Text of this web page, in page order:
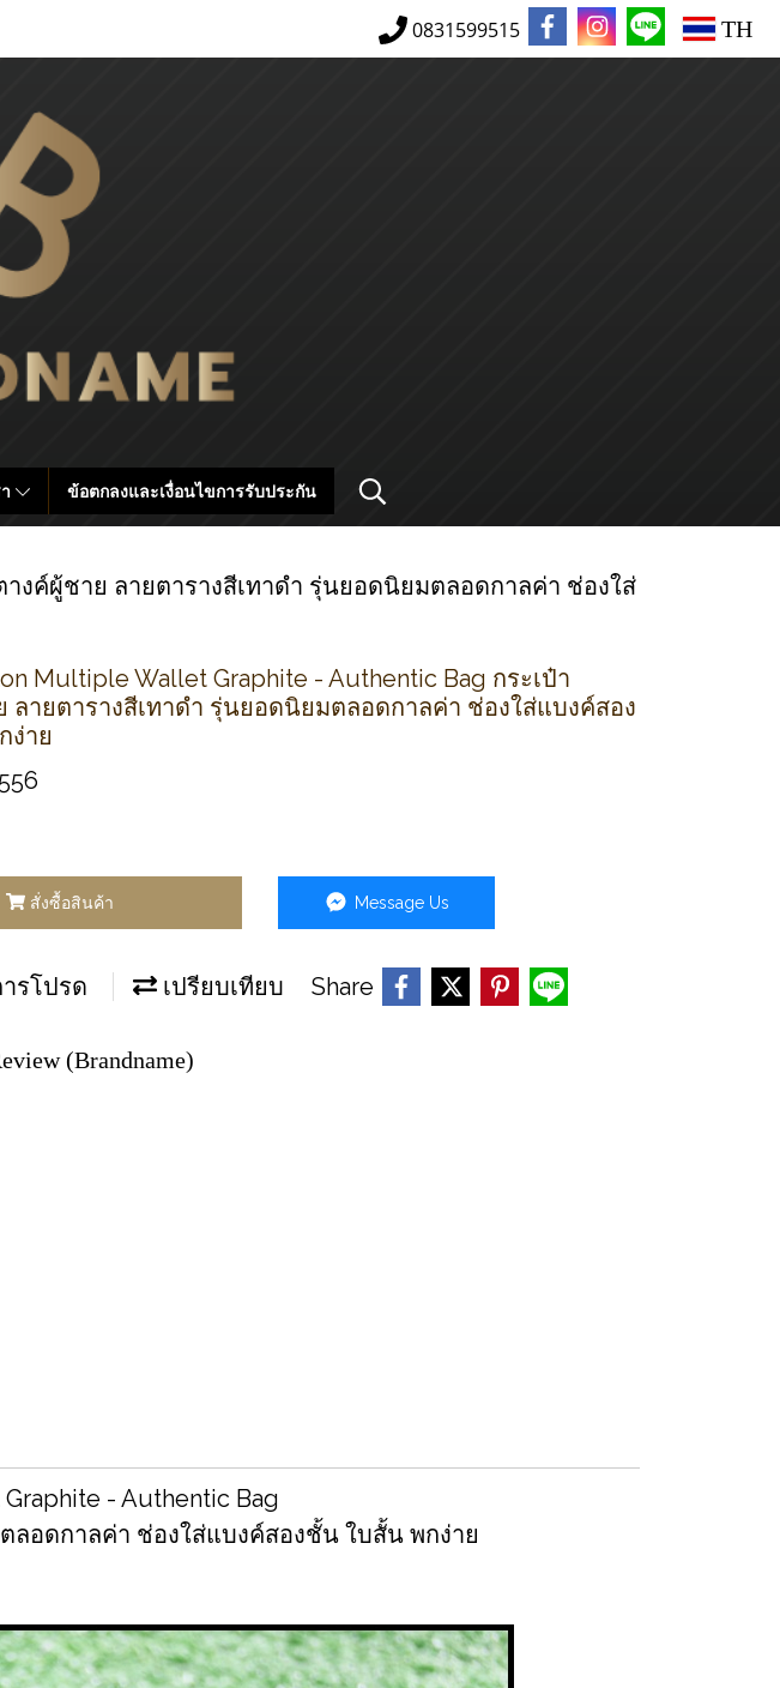
0831599515 TH
ข้อตกลงและเงื่อนไขการรับประกัน
ตางค์ผู้ชาย ลายตารางสีเทาดำ รุ่นยอดนิยมตลอดกาลค่า ช่องใส่
Multiple Wallet Graphite - Authentic Bag กระเป๋า
ลายตารางสีเทาดำ รุ่นยอดนิยมตลอดกาลค่า ช่องใส่แบงค์สอง
ง่าย
สั่งซื้อสินค้า Message Us
รโปรด เปรียบเทียบ Share
(Brandname)
- Authentic Bag
ลอดกาลค่า ช่องใส่แบงค์สองชั้น ใบสั้น พกง่าย